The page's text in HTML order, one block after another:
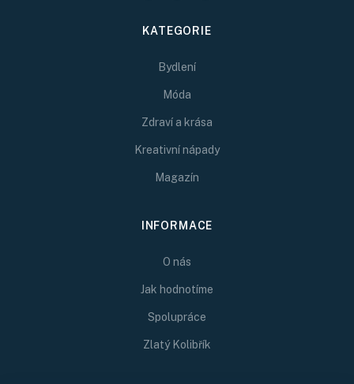
KATEGORIE
Bydlení
Móda
Zdraví a krása
Kreativní nápady
Magazín
INFORMACE
O nás
Jak hodnotíme
Spolupráce
Zlatý Kolibřík